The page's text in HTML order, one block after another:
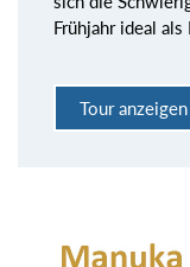
Frühjahr ideal
Tour anzeigen